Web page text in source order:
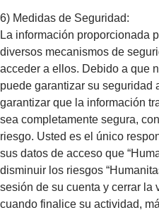
6) Medidas de Seguridad:
La información proporcionada
diversos mecanismos de
acceder a ellos. Debido a que
puede garantizar su seguridad
garantizar que la información
sea completamente segura,
riesgo. Usted es el único
sus datos de acceso que
disminuir los riesgos
sesión de su cuenta y cerrar la
cuando finalice su actividad,